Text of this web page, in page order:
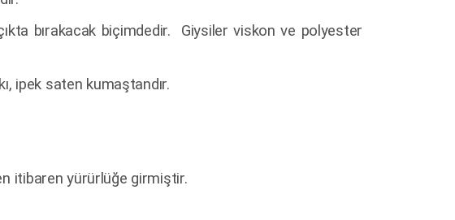
bırakacak biçimdedir. Giysiler viskon ve polyester
ipek saten kumaştandır.
itibaren yürürlüğe girmiştir.